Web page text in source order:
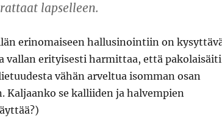
lapselleen.
erinomaiseen hallusinointiin on
vallan erityisesti harmittaa, että pakolaisäiti
vähän arveltua isomman osan
Kaljaanko se kalliiden ja halvempien